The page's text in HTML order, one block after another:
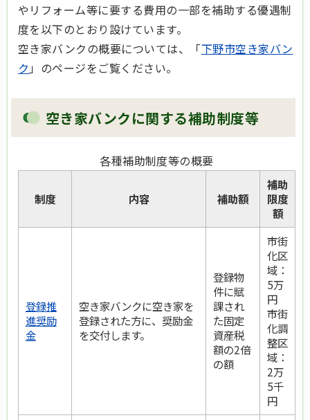
やリフォーム等に要する費用の一部を補助する優遇制
度を以下のとおり設けています。
空き家バンクの概要については、「下野市空き家バン
ク 」のページをご覧ください。
空き家バンクに関する補助制度等
各種補助制度等の概要
制度 内容 補助額
補助
限度
額
登録推
進奨励
金
空き家バンクに空き家を
登録された方に、奨励金
を交付します。
登録物
件に賦
課され
た固定
資産税
額の2倍
の額
市街
化区
域：
5万
円
市街
化調
整区
域：
2万
5千
円